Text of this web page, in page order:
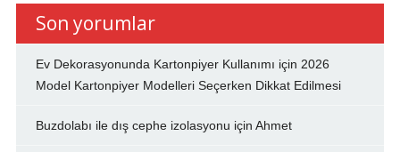
Son yorumlar
Ev Dekorasyonunda Kartonpiyer Kullanımı için 2026
Model Kartonpiyer Modelleri Seçerken Dikkat Edilmesi
Buzdolabı ile dış cephe izolasyonu için Ahmet